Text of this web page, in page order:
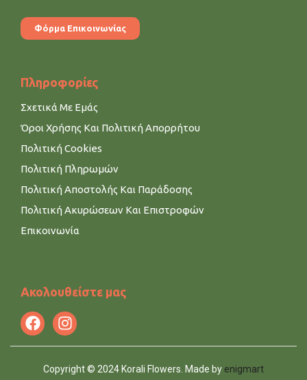
Φόρμα Επικοινωνίας
Πληροφορίες
Σχετικά Με Εμάς
Όροι Χρήσης Και Πολιτική Απορρήτου
Πολιτική Cookies
Πολιτική Πληρωμών
Πολιτική Αποστολής Και Παράδοσης
Πολιτική Ακυρώσεων Και Επιστροφών
Επικοινωνία
Ακολουθείστε μας
Copyright © 2024 Korali Flowers. Made by enigmart